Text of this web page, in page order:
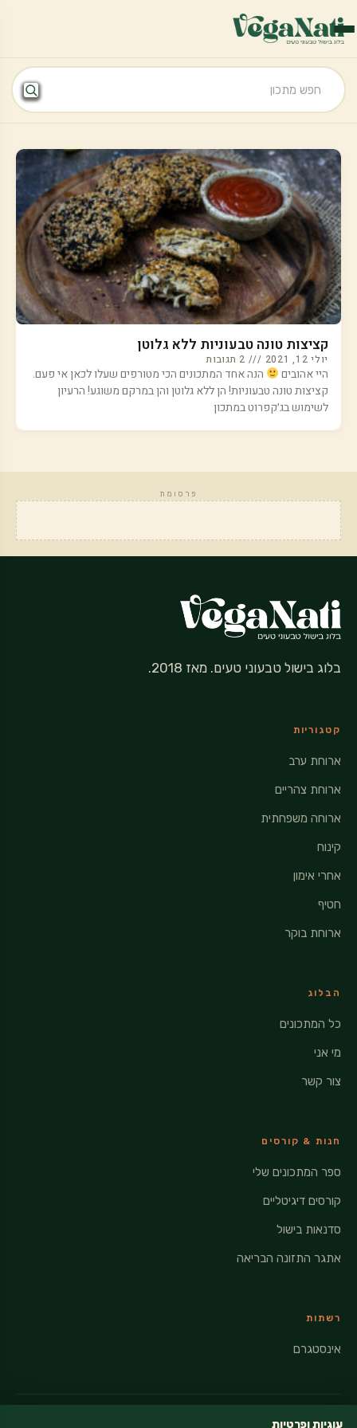
קציצות טונה טבעוניות ללא גלוטן
יולי 12, 2021
היי אהובים
הנה אחד המתכונים הכי מטורפים שעלו לכאן אי פעם.
קציצות טונה טבעוניות! הן ללא גלוטן והן במרקם משוגע! הרעיון
לשימוש בג׳קפרוט במתכון
פרסומת
בלוג בישול טבעוני טעים. מאז 2018.
קטגוריות
ארוחת ערב
ארוחת צהריים
ארוחה משפחתית
קינוח
אחרי אימון
חטיף
ארוחת בוקר
הבלוג
כל המתכונים
מי אני
צור קשר
חנות & קורסים
ספר המתכונים שלי
קורסים דיגיטליים
סדנאות בישול
אתגר התזונה הבריאה
רשתות
אינסטגרם
עוגיות ופרטיות